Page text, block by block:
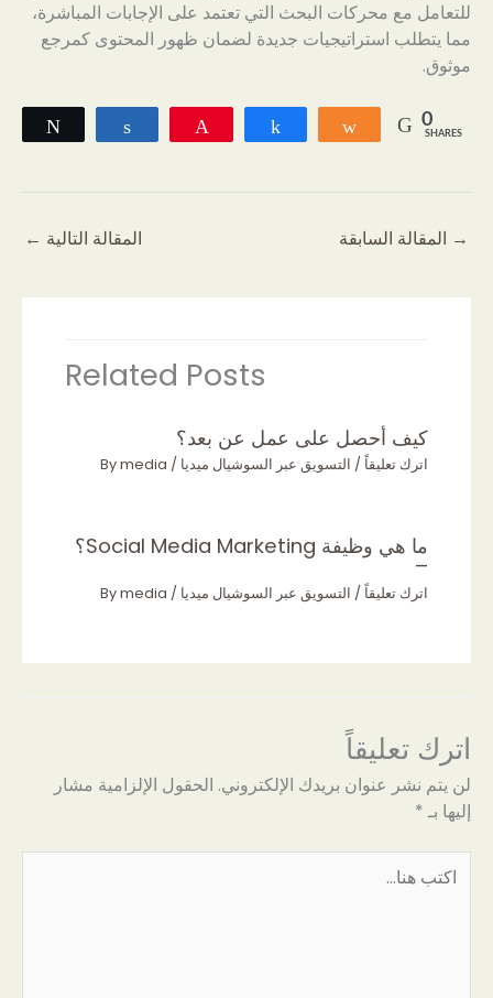
للتعامل مع محركات البحث التي تعتمد على الإجابات المباشرة،
مما يتطلب استراتيجيات جديدة لضمان ظهور المحتوى كمرجع
موثوق.
Share 0
SHARES
→ المقالة السابقة المقالة التالية ←
Related Posts
كيف أحصل على عمل عن بعد؟
اترك تعليقاً / التسويق عبر السوشيال ميديا / By
media
ما هي وظيفة Social Media Marketing؟
–
اترك تعليقاً / التسويق عبر السوشيال ميديا / By
media
اترك تعليقاً
لن يتم نشر عنوان بريدك الإلكتروني. الحقول الإلزامية مشار
إليها بـ *
هنا...